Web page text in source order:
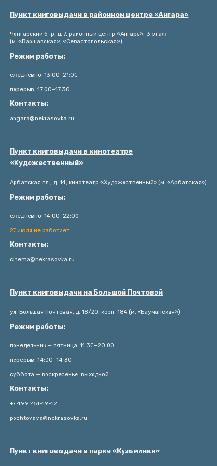
Пункт книговыдачи в районном центре «Ангара»
Чонгарский б-р, д. 7, районный центр «Ангара», 3 этаж
(м. «Варшавская», «Севастопольская»)
Режим работы:
ежедневно: 13:00–21:00
перерыв: 17:00–17:30
Контакты:
angara@nekrasovka.ru
Пункт книговыдачи в кинотеатре
«Художественный»
Арбатская пл., д. 14, кинотеатр «Художественный» (м. «Арбатская»)
Режим работы:
ежедневно: 14:00–22:00
27 июля не работает
Контакты:
cinema@nekrasovka.ru
Пункт книговыдачи на Большой Почтовой
ул. Большая Почтовая, д. 18/20, корп. 18А (м. «Бауманская»)
Режим работы:
понедельник — пятница: 11:30−20:00
перерыв: 14:00–14:30
суббота — воскресенье: выходной
Контакты:
+7 499 261-19-12
pochtovaya@nekrasovka.ru
Пункт книговыдачи в парке «Кузьминки»